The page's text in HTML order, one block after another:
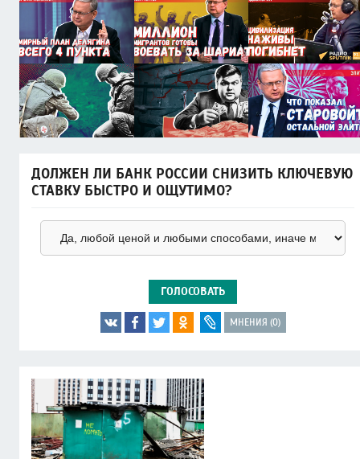
ДОЛЖЕН ЛИ БАНК РОССИИ СНИЗИТЬ КЛЮЧЕВУЮ
СТАВКУ БЫСТРО И ОЩУТИМО?
ГОЛОСОВАТЬ
МНЕНИЯ (0)